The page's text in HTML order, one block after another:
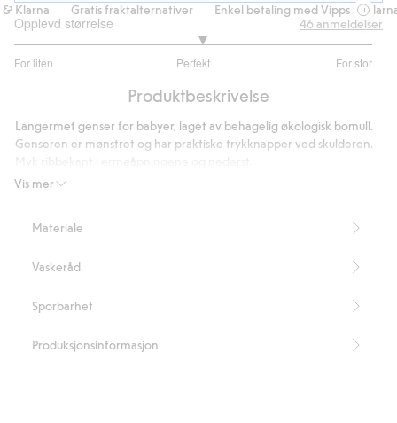
Klarna
Gratis fraktalternativer Enkel betaling med Vipps & Klarna
Opplevd størrelse
For liten Perfekt For stor
av
40
stemmer
46 anmeldelser
Produktbeskrivelse
Vis mer
Langermet genser for babyer, laget av behagelig økologisk bomull.
Genseren er mønstret og har praktiske trykknapper ved skulderen.
Kan matches med barn.
Organic cotton – GOTS
Materiale
Vaskeråd
Sporbarhet
Produksjonsinformasjon